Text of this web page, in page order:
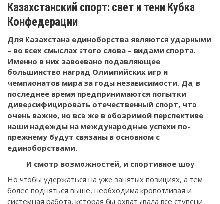
Казахстанский спорт: свет и тени Кубка
Конфедерации
Для Казахстана единоборства являются ударными
– во всех смыслах этого слова – видами спорта.
Именно в них завоевано подавляющее
большинство наград Олимпийских игр и
чемпионатов мира за годы независимости. Да, в
последнее время предпринимаются попытки
диверсифицировать отечественный спорт, что
очень важно, но все же в обозримой перспективе
наши надежды на международные успехи по-
прежнему будут связаны в основном с
единоборствами.
И смотр возможностей, и спортивное шоу
Но чтобы удержаться на уже занятых позициях, а тем
более подняться выше, необходима кропотливая и
системная работа, которая бы охватывала все ступени